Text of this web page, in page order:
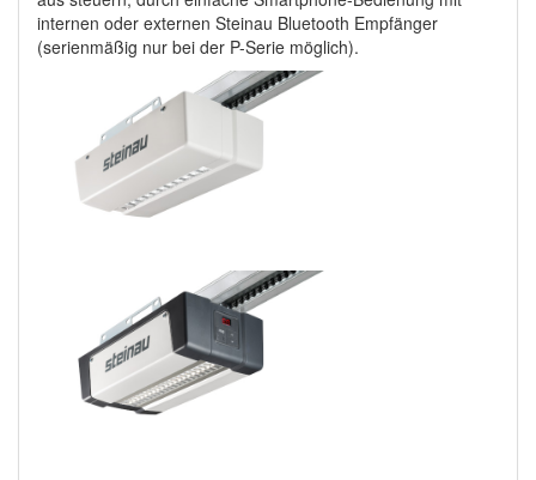
internen oder externen Steinau Bluetooth Empfänger
(serienmäßig nur bei der P-Serie möglich).